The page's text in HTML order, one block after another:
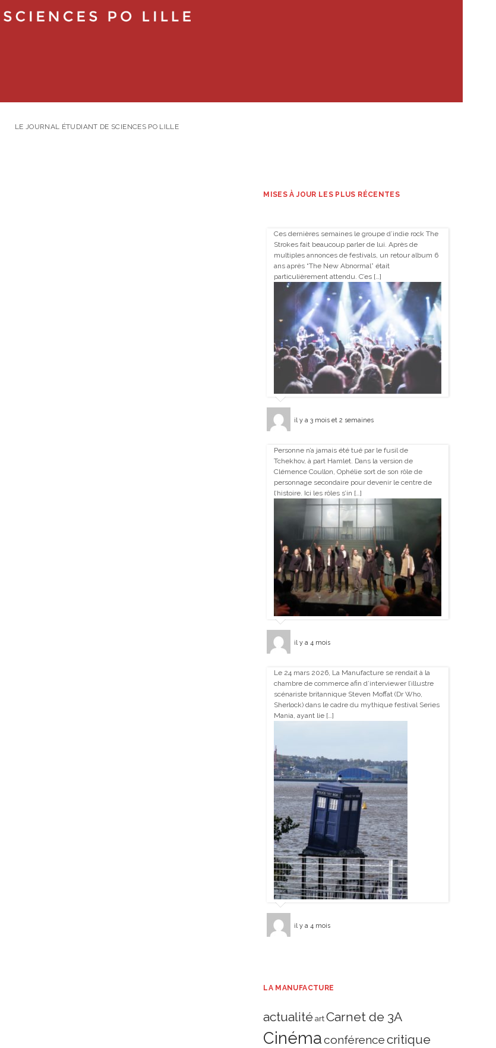
LE JOURNAL ÉTUDIANT DE SCIENCES PO LILLE
MISES À JOUR LES PLUS RÉCENTES
Ces dernières semaines le groupe d’indie rock The
Strokes fait beaucoup parler de lui. Après de
multiples annonces de festivals, un retour album 6
ans après “The New Abnormal” était
particulièrement attendu. C’es […]
il y a 3 mois et 2 semaines
Personne n’a jamais été tué par le fusil de
Tchekhov, à part Hamlet. Dans la version de
Clémence Coullon, Ophélie sort de son rôle de
personnage secondaire pour devenir le centre de
l’histoire. Ici les rôles s’in […]
il y a 4 mois
Le 24 mars 2026, La Manufacture se rendait à la
chambre de commerce afin d’interviewer l’illustre
scénariste britannique Steven Moffat (Dr Who,
Sherlock) dans le cadre du mythique festival Series
Mania, ayant lie […]
il y a 4 mois
LA MANUFACTURE
actualité art Carnet de 3A
Cinémaconférencecritique